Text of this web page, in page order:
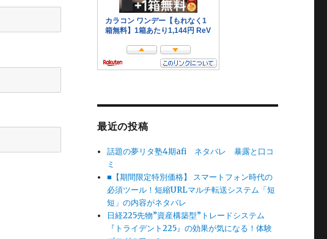
最近の投稿
話題の夢リタ塾4期afi ネタバレ 暴露と口コ
ミ
■【期間限定特別価格】 スマートフォン時代の
必須ツール！短縮URLマルチ転送システム「短
短」の内容がネタバレ
日経225先物”資産構築型”トレードシステム
『トライデント225』の効果が気になる！体験